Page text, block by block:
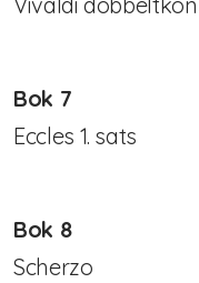
Bok 7
Eccles 1. sats
Bok 8
Scherzo
digitale verktøy